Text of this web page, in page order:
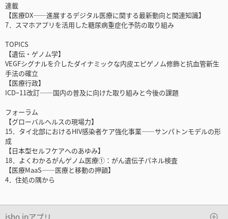
連載
【医療DX――進展するデジタル医療に関する最新動向と関連知識】
7．スマホアプリを活用した糖尿病重症化予防の取り組み
TOPICS
【遺伝・ゲノム学】
VEGFシグナルを介したダイナミックな内皮エピゲノム修飾と抗血管新生
手法の確立
【医療行政】
ICDｰ11改訂――国内の普及に向けた取り組みと今後の課題
フォーラム
【グローバルヘルスの現場力】
15．タイ北部におけるHIV感染者ケア強化事業――サンパトンモデルの形
成
【日本型セルフケアへのあゆみ】
18．よくわかるがんゲノム医療①：がん遺伝子パネル検査
【医療MaaS――医療と移動の押韻】
4．住処の隅から
isho.jpアプリ